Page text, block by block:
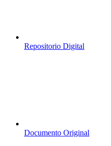
Repositorio Digital
Documento Original